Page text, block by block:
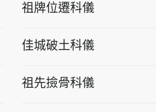
祖牌位遷科儀
佳城破土科儀
祖先撿骨科儀